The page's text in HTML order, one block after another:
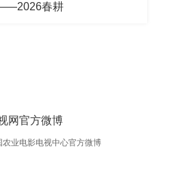
——2026春耕
网官方微博
农业电影电视中心官方微博